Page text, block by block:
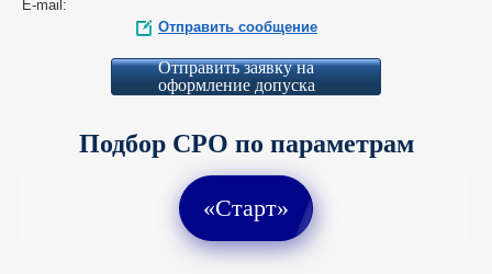
E-mail:
Отправить сообщение
Отправить заявку на
оформление допуска
Подбор СРО по параметрам
«Старт»